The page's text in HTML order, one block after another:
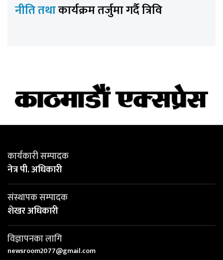
नीति तथाकार्यक्रम तर्जुमा गर्दै त्रिवि
कार्यकारी सम्पादक
नेत्र पी. अधिकारी
संस्थापक सम्पादक
शेखर अधिकारी
विज्ञापनका लागि
newsroom2077@gmail.com